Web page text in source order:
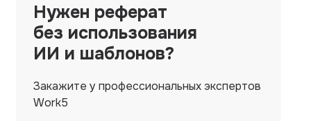
Нужен реферат
без использования
ИИ и шаблонов?
Закажите у профессиональных экспертов
Work5